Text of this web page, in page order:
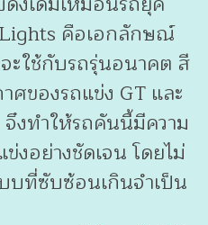
คือเอกลักษณ์
ใช้กับรถรุ่นอนาคต สี
ศของรถแข่ง GT และ
งทำให้รถคันนี้มีความ
งอย่างชัดเจน โดยไม่
บที่ซับซ้อนเกินจำเป็น